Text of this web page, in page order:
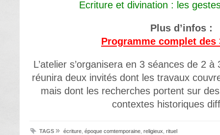
Ecriture et divination : les
Plus d’infos :
Programme complet des
L’atelier s’organisera en 3 séances de 2
réunira deux invités dont les travaux
mais dont les recherches portent sur
contextes historiques
TAGS » écriture époque comtemporaine religieux rituel